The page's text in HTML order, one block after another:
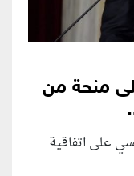
منحة من
على اتفاقية